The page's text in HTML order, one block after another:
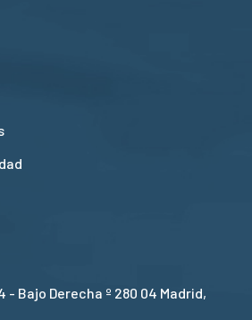
- Bajo Derecha º 280 04 Madrid,